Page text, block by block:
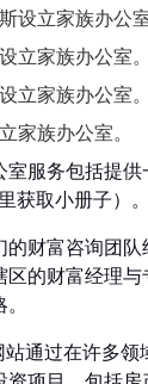
设立家族办公室
立家族办公室。
立家族办公室。
家族办公室。
室服务包括提供
获取小册子）。
的财富咨询团
区的财富经理
站通过在许多领